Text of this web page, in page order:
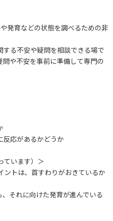
発育などの状態を調べるための非
る不安や疑問を相談できる場で
や不安を事前に準備して専門の
反応があるかどうか
ています）＞
ントは、首すわりがおきているか
それに向けた発育が進んでいる